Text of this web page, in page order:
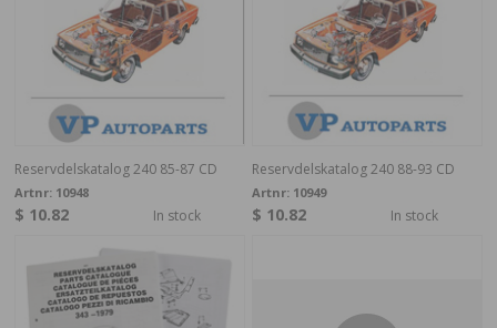
Reservdelskatalog 240 85-87 CD
Artnr: 10948
$ 10.82 In stock
Reservdelskatalog 240 88-93 CD
Artnr: 10949
$ 10.82 In stock